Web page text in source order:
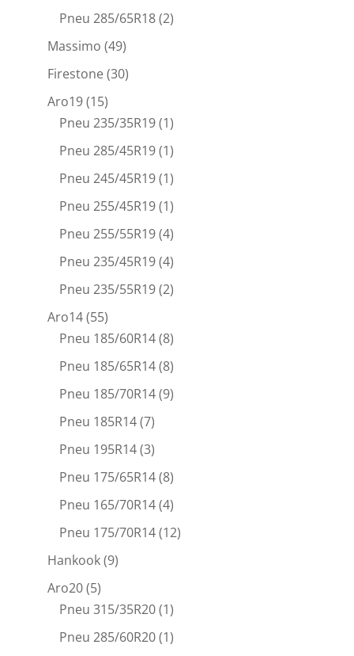
Pneu 285/65R18(2)
Massimo (49)
Firestone(30)
Aro19(15)
Pneu 235/35R19(1)
Pneu 285/45R19(1)
Pneu 245/45R19(1)
Pneu 255/45R19(1)
Pneu 255/55R19(4)
Pneu 235/45R19(4)
Pneu 235/55R19(2)
Aro14(55)
Pneu 185/60R14(8)
Pneu 185/65R14(8)
Pneu 185/70R14(9)
Pneu 185R14(7)
Pneu 195R14(3)
Pneu 175/65R14(8)
Pneu 165/70R14(4)
Pneu 175/70R14(12)
Hankook(9)
Aro20(5)
Pneu 315/35R20(1)
Pneu 285/60R20(1)